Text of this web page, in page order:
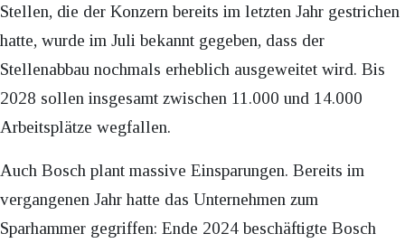
Stellen, die der Konzern bereits im letzten Jahr gestrichen
hatte, wurde im Juli bekannt gegeben, dass der
Stellenabbau nochmals erheblich ausgeweitet wird. Bis
2028 sollen insgesamt zwischen 11.000 und 14.000
Arbeitsplätze wegfallen.
Auch Bosch plant massive Einsparungen. Bereits im
vergangenen Jahr hatte das Unternehmen zum
Sparhammer gegriffen: Ende 2024 beschäftigte Bosch